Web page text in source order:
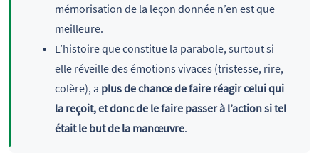
mémorisation de la leçon donnée n’en est que
meilleure.
L’histoire que constitue la parabole, surtout si
elle réveille des émotions vivaces (tristesse, rire,
colère), a plus de chance de faire réagir celui qui
la reçoit, et donc de le faire passer à l’action si tel
était le but de la manœuvre.